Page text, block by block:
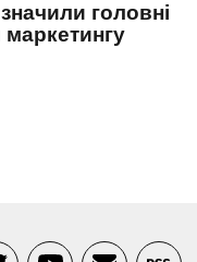
головні
маркетингу